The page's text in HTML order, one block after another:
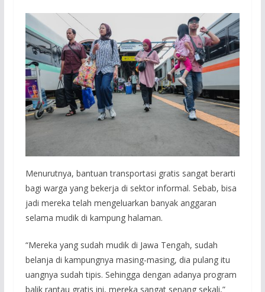
Menurutnya, bantuan transportasi gratis sangat berarti
bagi warga yang bekerja di sektor informal. Sebab, bisa
jadi mereka telah mengeluarkan banyak anggaran
selama mudik di kampung halaman.
“Mereka yang sudah mudik di Jawa Tengah, sudah
belanja di kampungnya masing-masing, dia pulang itu
uangnya sudah tipis. Sehingga dengan adanya program
balik rantau gratis ini, mereka sangat senang sekali,”